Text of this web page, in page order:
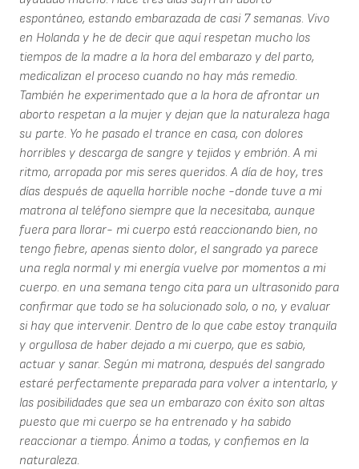
espontáneo, estando embarazada de casi 7 semanas. Vivo
en Holanda y he de decir que aquí respetan mucho los
tiempos de la madre a la hora del embarazo y del parto,
medicalizan el proceso cuando no hay más remedio.
También he experimentado que a la hora de afrontar un
aborto respetan a la mujer y dejan que la naturaleza haga
su parte. Yo he pasado el trance en casa, con dolores
horribles y descarga de sangre y tejidos y embrión. A mi
ritmo, arropada por mis seres queridos. A día de hoy, tres
días después de aquella horrible noche -donde tuve a mi
matrona al teléfono siempre que la necesitaba, aunque
fuera para llorar- mi cuerpo está reaccionando bien, no
tengo fiebre, apenas siento dolor, el sangrado ya parece
una regla normal y mi energía vuelve por momentos a mi
cuerpo. en una semana tengo cita para un ultrasonido para
confirmar que todo se ha solucionado solo, o no, y evaluar
si hay que intervenir. Dentro de lo que cabe estoy tranquila
y orgullosa de haber dejado a mi cuerpo, que es sabio,
actuar y sanar. Según mi matrona, después del sangrado
estaré perfectamente preparada para volver a intentarlo, y
las posibilidades que sea un embarazo con éxito son altas
puesto que mi cuerpo se ha entrenado y ha sabido
reaccionar a tiempo. Ánimo a todas, y confiemos en la
naturaleza.